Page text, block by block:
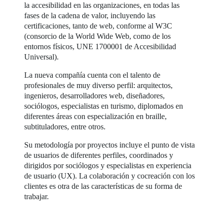
la accesibilidad en las organizaciones, en todas las
fases de la cadena de valor, incluyendo las
certificaciones, tanto de web, conforme al W3C
(consorcio de la World Wide Web, como de los
entornos físicos, UNE 1700001 de Accesibilidad
Universal).
La nueva compañía cuenta con el talento de
profesionales de muy diverso perfil: arquitectos,
ingenieros, desarrolladores web, diseñadores,
sociólogos, especialistas en turismo, diplomados en
diferentes áreas con especialización en braille,
subtituladores, entre otros.
Su metodología por proyectos incluye el punto de vista
de usuarios de diferentes perfiles, coordinados y
dirigidos por sociólogos y especialistas en experiencia
de usuario (UX). La colaboración y cocreación con los
clientes es otra de las características de su forma de
trabajar.